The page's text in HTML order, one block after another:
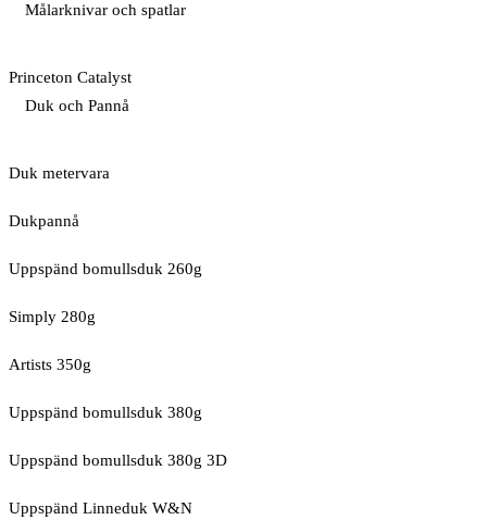
Målarknivar och spatlar
Princeton Catalyst
Duk och Pannå
Duk metervara
Dukpannå
Uppspänd bomullsduk 260g
Simply 280g
Artists 350g
Uppspänd bomullsduk 380g
Uppspänd bomullsduk 380g 3D
Uppspänd Linneduk W&N